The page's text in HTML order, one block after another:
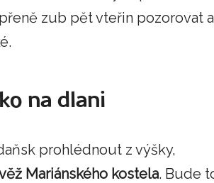
zub pět vteřin pozorovat a
na dlani
prohlédnout z výšky,
Mariánského kostela. Bude